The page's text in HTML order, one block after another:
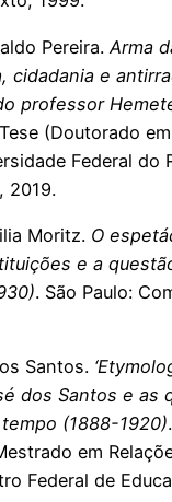
Pereira. Arma
cidadania e
professor
(Doutorado
Federal do
2019.
Moritz. O
e a
. São Paulo:
Santos.
dos Santos e as
(1888-1920)
em
Federal de